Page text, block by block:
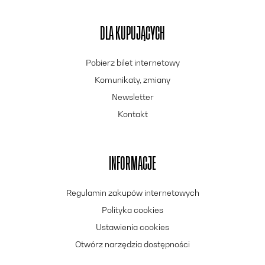
DLA KUPUJĄCYCH
Pobierz bilet internetowy
Komunikaty, zmiany
Newsletter
Kontakt
INFORMACJE
Regulamin zakupów internetowych
Polityka cookies
Ustawienia cookies
Otwórz narzędzia dostępności